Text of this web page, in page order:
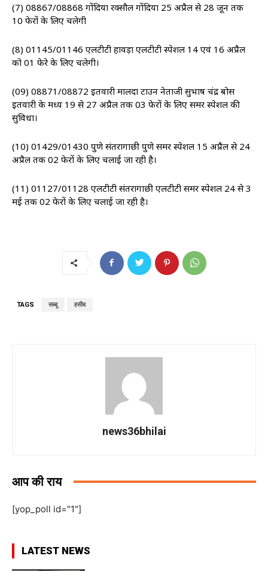
(7) 08867/08868 गोंदिया रक्सौल गोंदिया 25 अप्रैल से 28 जून तक
10 फेरों के लिए चलेगी
(8) 01145/01146 एलटीटी हावड़ा एलटीटी स्पेशल 14 एवं 16 अप्रैल
को 01 फेरे के लिए चलेगी।
(09) 08871/08872 इतवारी मालदा टाउन नेताजी सुभाष चंद्र बोस
इतवारी के मध्य 19 से 27 अप्रैल तक 03 फेरों के लिए समर स्पेशल की
सुविधा।
(10) 01429/01430 पुणे संतरागाछी पुणे समर स्पेशल 15 अप्रैल से 24
अप्रैल तक 02 फेरों के लिए चलाई जा रही है।
(11) 01127/01128 एलटीटी संतरागाछी एलटीटी समर स्पेशल 24 से 3
मई तक 02 फेरों के लिए चलाई जा रही है।
TAGS सब्बू हसीब
news36bhilai
आप की राय
[yop_poll id="1"]
LATEST NEWS